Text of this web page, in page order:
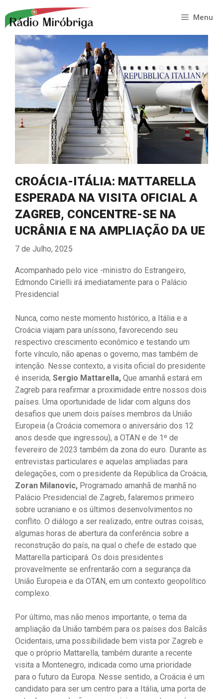
para
conteúdo
Menu
CROÁCIA-ITÁLIA: MATTARELLA
ESPERADA NA VISITA OFICIAL A
ZAGREB, CONCENTRE-SE NA
UCRÂNIA E NA AMPLIAÇÃO DA UE
7 de Julho, 2025
Acompanhado pelo vice -ministro do Estrangeiro,
Edmondo Cirielli irá imediatamente para o Palácio
Presidencial
Nunca, como neste momento histórico, a Itália e a
Croácia viajam para uníssono, favorecendo seu
respectivo crescimento econômico e testando um
forte vínculo, não apenas o governo, mas também de
intenção. Nesse contexto, a visita oficial do presidente
é inserida, Sergio Mattarella, Que amanhã estará em
Zagreb para reafirmar a proximidade entre nossos dois
países. Uma oportunidade de lidar com alguns dos
desafios que unem dois países membros da União
Europeia (a Croácia comemora o aniversário dos 12
anos desde que ingressou), a OTAN e de 1º de
fevereiro de 2023 também da zona do euro. Durante as
entrevistas particulares e aquelas ampliadas para
delegações, com o presidente da República da Croácia,
Zoran Milanovic, Programado amanhã de manhã no
Palácio Presidencial de Zagreb, falaremos primeiro
sobre ucraniano e os últimos desenvolvimentos no
conflito. O diálogo a ser realizado, entre outras coisas,
algumas horas de abertura da conferência sobre a
reconstrução do país, na qual o chefe de estado que
Mattarella participará. Os dois presidentes
provavelmente se enfrentarão com a segurança da
União Europeia e da OTAN, em um contexto geopolítico
complexo.
Por último, mas não menos importante, o tema da
ampliação da União também para os países dos Balcãs
Ocidentais, uma possibilidade bem vista por Zagreb e
que o próprio Mattarella, também durante a recente
visita a Montenegro, indicada como uma prioridade
para o futuro da Europa. Nesse sentido, a Croácia é um
candidato para ser um centro para a Itália, uma porta de